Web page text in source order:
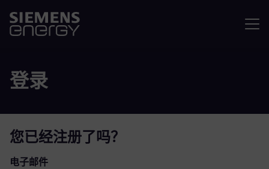
登录
您已经注册了吗？
登录：用户和密码
电子邮件